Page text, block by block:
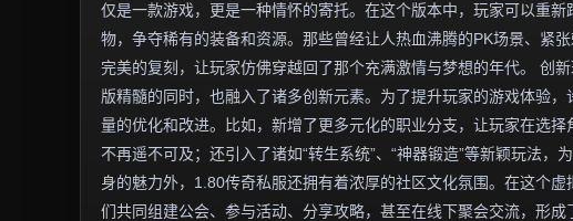
仅是一款游戏，更是一种情怀的寄托。在这个版本中，玩家可以重
物，争夺稀有的装备和资源。那些曾经让人热血沸腾的PK场景、紧
完美的复刻，让玩家仿佛穿越回了那个充满激情与梦想的年代。 创
版精髓的同时，也融入了诸多创新元素。为了提升玩家的游戏体验
量的优化和改进。比如，新增了更多元化的职业分支，让玩家在选
不再遥不可及；还引入了诸如“转生系统”、“神器锻造”等新颖玩法
身的魅力外，1.80传奇私服还拥有着浓厚的社区文化氛围。在这个
们共同组建公会、参与活动、分享攻略，甚至在线下聚会交流，形